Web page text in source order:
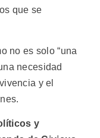
que se
no es solo “una
necesidad
y el
y